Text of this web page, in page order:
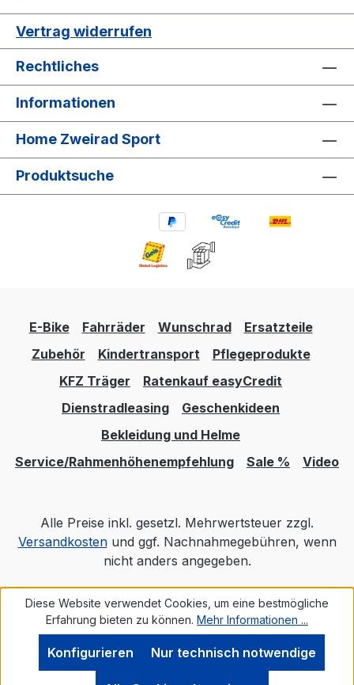
Vertrag widerrufen
Rechtliches
Informationen
Home Zweirad Sport
Produktsuche
E-Bike Fahrräder Wunschrad
Ersatzteile
Zubehör
Kindertransport
Pflegeprodukte
KFZ Träger
Ratenkauf easyCredit
Dienstradleasing
Geschenkideen
Bekleidung und Helme
Service/Rahmenhöhenempfehlung
Sale % Video
Alle Preise inkl. gesetzl. Mehrwertsteuer zzgl.
Versandkostenund ggf. Nachnahmegebühren, wenn
nicht anders angegeben.
Realisiert mit Shopware
Diese Website verwendet Cookies, um eine bestmögliche
Erfahrung bieten zu können. Mehr Informationen ...
Nur technisch notwendige
Konfigurieren